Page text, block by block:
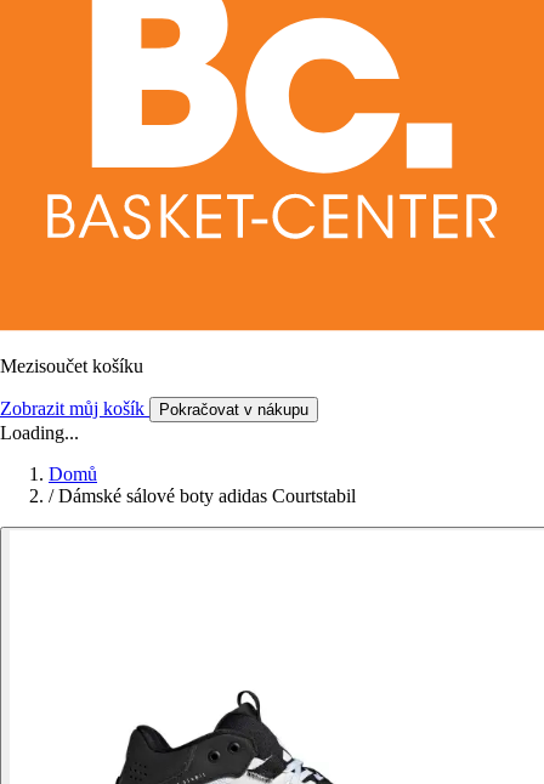
Mezisoučet košíku
Zobrazit můj košík Pokračovat v nákupu
Loading...
Domů
/ Dámské sálové boty adidas Courtstabil